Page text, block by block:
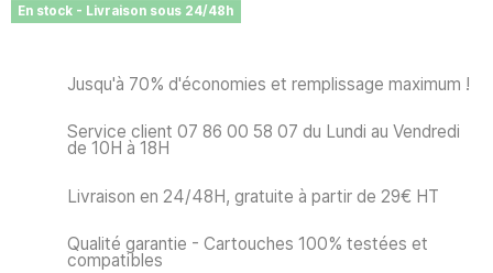
En stock - Livraison sous 24/48h
Jusqu'à 70% d'économies et remplissage maximum !
Service client 07 86 00 58 07 du Lundi au Vendredi
de 10H à 18H
Livraison en 24/48H, gratuite à partir de 29€ HT
Qualité garantie - Cartouches 100% testées et
compatibles